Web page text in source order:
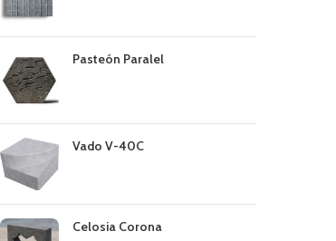
Pasteón Paralel
Vado V-40C
Celosia Corona